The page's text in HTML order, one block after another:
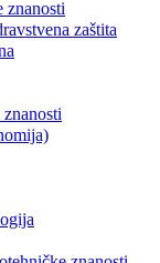
zaštita